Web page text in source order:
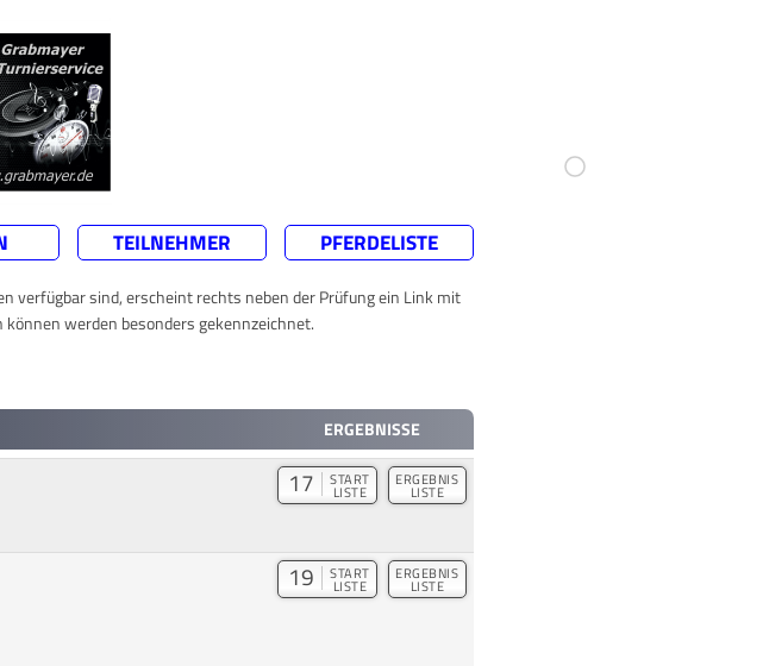
TEILNEHMER PFERDELISTE
verfügbar sind, erscheint rechts neben der Prüfung ein Link mit
werden besonders gekennzeichnet.
ERGEBNISSE
17 START
LISTE
ERGEBNIS
LISTE
19 START
LISTE
ERGEBNIS
LISTE